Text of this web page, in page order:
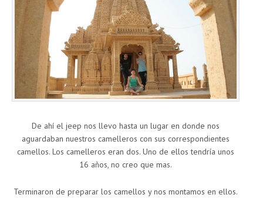
De ahí el jeep nos llevo hasta un lugar en donde nos
aguardaban nuestros camelleros con sus correspondientes
camellos. Los camelleros eran dos. Uno de ellos tendría unos
16 años, no creo que mas.
Terminaron de preparar los camellos y nos montamos en ellos.